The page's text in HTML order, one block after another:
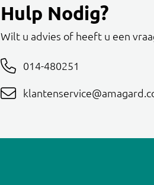
Hulp Nodig?
Wilt u advies of heeft u een
014-480251